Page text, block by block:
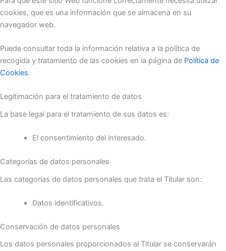
cookies, que es una información que se almacena en su
navegador web.
Puede consultar toda la información relativa a la política de
recogida y tratamiento de las cookies en la página de Política de
Cookies.
Legitimación para el tratamiento de datos
La base legal para el tratamiento de sus datos es:
El consentimiento del interesado.
Categorías de datos personales
Las categorías de datos personales que trata el Titular son:
Datos identificativos.
Conservación de datos personales
Los datos personales proporcionados al Titular se conservarán